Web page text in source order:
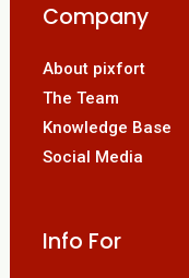
Company
About pixfort
The Team
Knowledge Base
Social Media
Info For